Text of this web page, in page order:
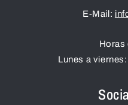
E-Mail:
Horas
Lunes a